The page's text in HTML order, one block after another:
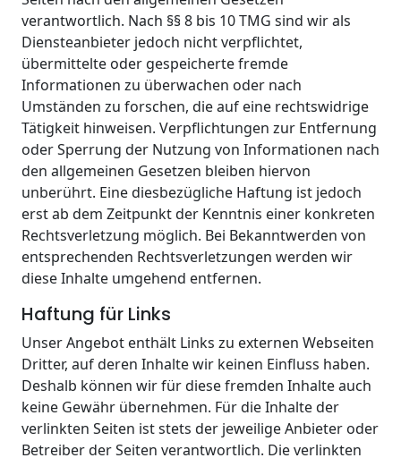
verantwortlich. Nach §§ 8 bis 10 TMG sind wir als
Diensteanbieter jedoch nicht verpflichtet,
übermittelte oder gespeicherte fremde
Informationen zu überwachen oder nach
Umständen zu forschen, die auf eine rechtswidrige
Tätigkeit hinweisen. Verpflichtungen zur Entfernung
oder Sperrung der Nutzung von Informationen nach
den allgemeinen Gesetzen bleiben hiervon
unberührt. Eine diesbezügliche Haftung ist jedoch
erst ab dem Zeitpunkt der Kenntnis einer konkreten
Rechtsverletzung möglich. Bei Bekanntwerden von
entsprechenden Rechtsverletzungen werden wir
diese Inhalte umgehend entfernen.
Haftung für Links
Unser Angebot enthält Links zu externen Webseiten
Dritter, auf deren Inhalte wir keinen Einfluss haben.
Deshalb können wir für diese fremden Inhalte auch
keine Gewähr übernehmen. Für die Inhalte der
verlinkten Seiten ist stets der jeweilige Anbieter oder
Betreiber der Seiten verantwortlich. Die verlinkten